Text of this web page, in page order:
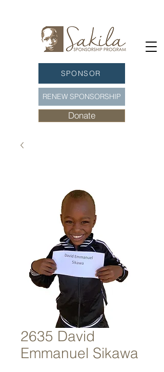
Donate
RENEW SPONSORSHIP
SPONSOR
2635 David
Emmanuel Sikawa